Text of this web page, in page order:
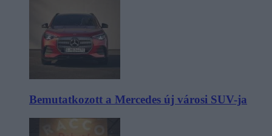
Bemutatkozott a Mercedes új városi SUV-ja